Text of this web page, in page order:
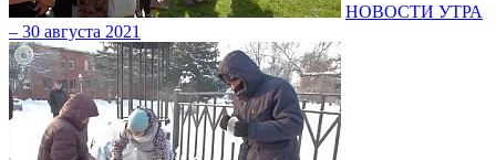
НОВОСТИ УТРА
– 30 августа 2021